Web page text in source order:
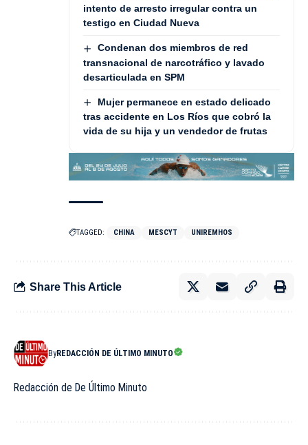
intento de arresto irregular contra un
testigo en Ciudad Nueva
Condenan dos miembros de red
transnacional de narcotráfico y lavado
desarticulada en SPM
Mujer permanece en estado delicado
tras accidente en Los Ríos que cobró la
vida de su hija y un vendedor de frutas
TAGGED: CHINA MESCYT UNIREMHOS
Share This Article
ByREDACCIÓN DE ÚLTIMO MINUTO
Redacción de De Último Minuto